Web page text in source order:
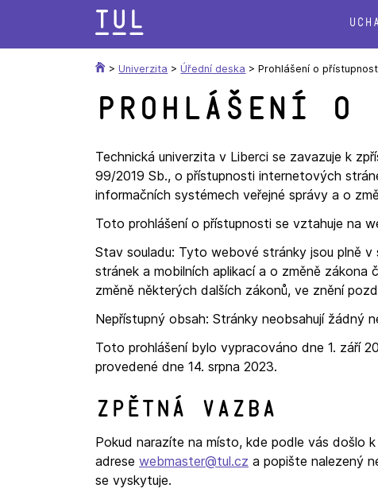
text
> Univerzita > Úřední deska >Prohlášení o
Prohlášení
Technická univerzita v Liberci se zavazuje k
99/2019 Sb., o přístupnosti internetových
informačních systémech veřejné správy a o
Toto prohlášení o přístupnosti se vztahuje na
Stav souladu: Tyto webové stránky jsou plně
stránek a mobilních aplikací a o změně
změně některých dalších zákonů, ve znění
Nepřístupný obsah: Stránky neobsahují žádný
Toto prohlášení bylo vypracováno dne 1. září
provedené dne 14. srpna 2023.
Zpětná vazba
Pokud narazíte na místo, kde podle vás došlo
adrese webmaster@tul.cz a popište nalezený
se vyskytuje.